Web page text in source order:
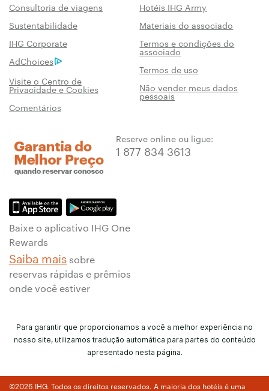
Consultoria de viagens
Hotéis IHG Army
Sustentabilidade
Materiais do associado
IHG Corporate
Termos e condições do
associado
AdChoices
Termos de uso
Visite o Centro de
Privacidade e Cookies Não vender meus dados
pessoais
Comentários
Reserve online ou ligue:
1 877 834 3613
Baixe o aplicativo IHG One
Rewards
Saiba mais sobre
reservas rápidas e prêmios
onde você estiver
Para garantir que proporcionamos a você a melhor experiência no
nosso site, utilizamos tradução automática para partes do conteúdo
apresentado nesta página.
©2026 IHG. Todos os direitos reservados. A maioria dos hotéis é uma